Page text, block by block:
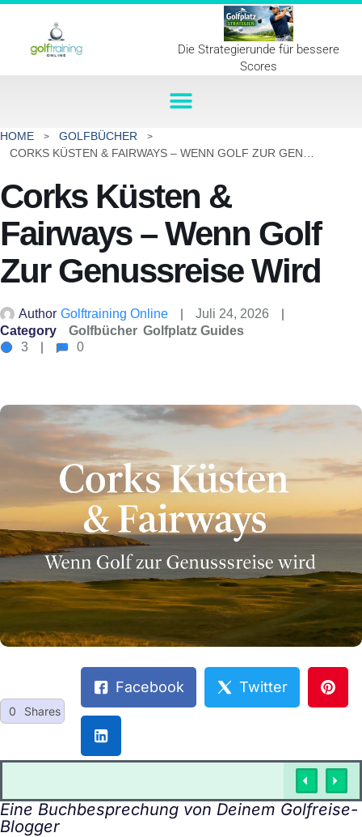
Die Strategierunde für bessere
Scores
HOME
GOLFBÜCHER
Corks Küsten &
Fairways – Wenn Golf
Zur Genussreise Wird
Author Golftraining Online
Juli 24, 2026
Category
Golfbücher Golfplatz Guides
3
0
0 Shares
Facebook Twitter
Eine Buchbesprechung von Deinem Golfreise-
Blogger